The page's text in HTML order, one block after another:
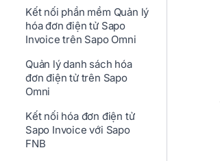
Kết nối phần mềm Quản lý
hóa đơn điện tử Sapo
Invoice trên Sapo Omni
Quản lý danh sách hóa
đơn điện tử trên Sapo
Omni
Kết nối hóa đơn điện tử
Sapo Invoice với Sapo
FNB